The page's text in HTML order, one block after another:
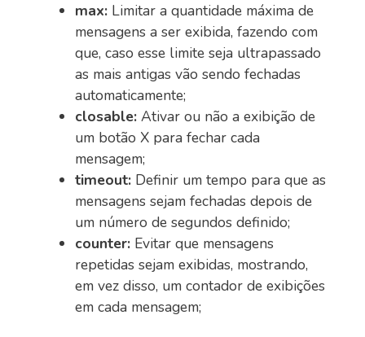
max: Limitar a quantidade máxima de
mensagens a ser exibida, fazendo com
que, caso esse limite seja ultrapassado
as mais antigas vão sendo fechadas
automaticamente;
closable: Ativar ou não a exibição de
um botão X para fechar cada
mensagem;
timeout: Definir um tempo para que as
mensagens sejam fechadas depois de
um número de segundos definido;
counter: Evitar que mensagens
repetidas sejam exibidas, mostrando,
em vez disso, um contador de exibições
em cada mensagem;